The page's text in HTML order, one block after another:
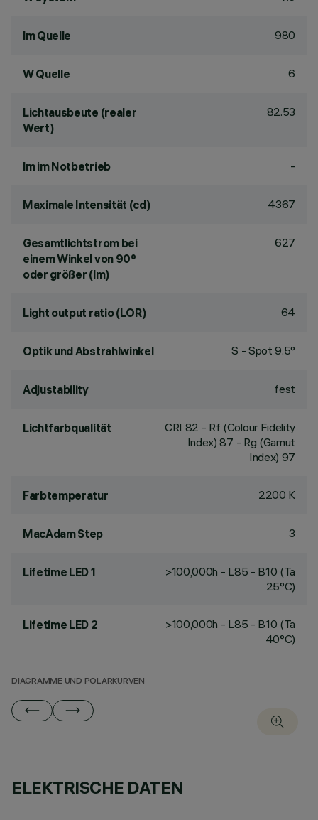
lm Quelle 980
W Quelle 6
Lichtausbeute (realer
Wert)
82.53
lm im Notbetrieb -
Maximale Intensität (cd) 4367
Gesamtlichtstrom bei
einem Winkel von 90°
oder größer (lm)
627
Light output ratio (LOR) 64
Optik und Abstrahlwinkel S - Spot 9.5°
Adjustability fest
Lichtfarbqualität CRI 82 - Rf (Colour Fidelity
Index) 87 - Rg (Gamut
Index) 97
Farbtemperatur 2200 K
MacAdam Step 3
Lifetime LED 1
>100,000h - L85 - B10 (Ta
25°C)
Lifetime LED 2
>100,000h - L85 - B10 (Ta
40°C)
DIAGRAMME UND POLARKURVEN
ELEKTRISCHE DATEN